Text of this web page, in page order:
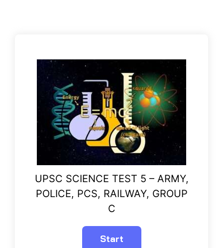
UPSC SCIENCE TEST 5 – ARMY,
POLICE, PCS, RAILWAY, GROUP
C